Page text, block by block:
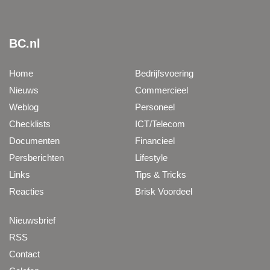
BC.nl
Home
Nieuws
Weblog
Checklists
Documenten
Persberichten
Links
Reacties
Bedrijfsvoering
Commercieel
Personeel
ICT/Telecom
Financieel
Lifestyle
Tips & Tricks
Brisk Voordeel
Nieuwsbrief
RSS
Contact